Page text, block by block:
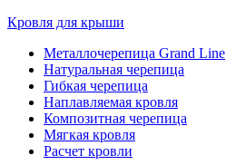
Кровля для крыши
Металлочерепица Grand Line
Натуральная черепица
Гибкая черепица
Наплавляемая кровля
Композитная черепица
Мягкая кровля
Расчет кровли